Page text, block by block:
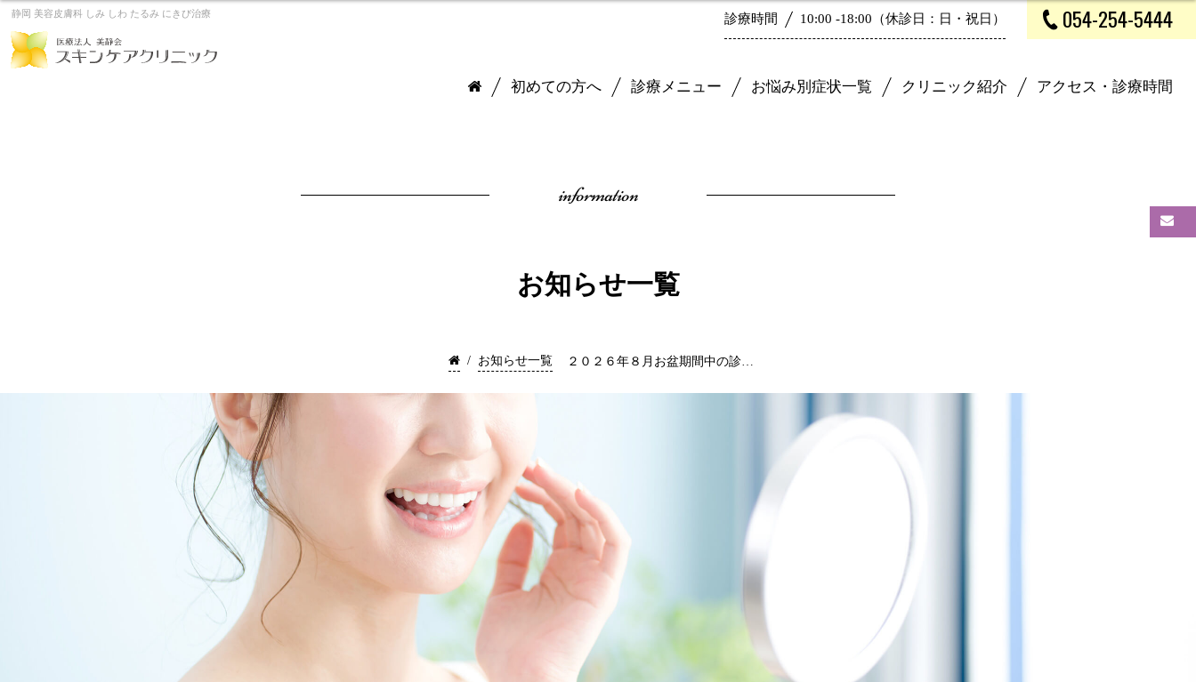
静岡 美容皮膚科 しみ しわ たるみ にきび治療 診療時間 10:00 -18:00（休診日：日・祝日） 054-254-5444
初めての方へ 診療メニュー お悩み別症状一覧 クリニック紹介 アクセス・診療時間
information
お知らせ一覧
/ お知らせ一覧 ２０２６年８月お盆期間中の診療日のお知らせ